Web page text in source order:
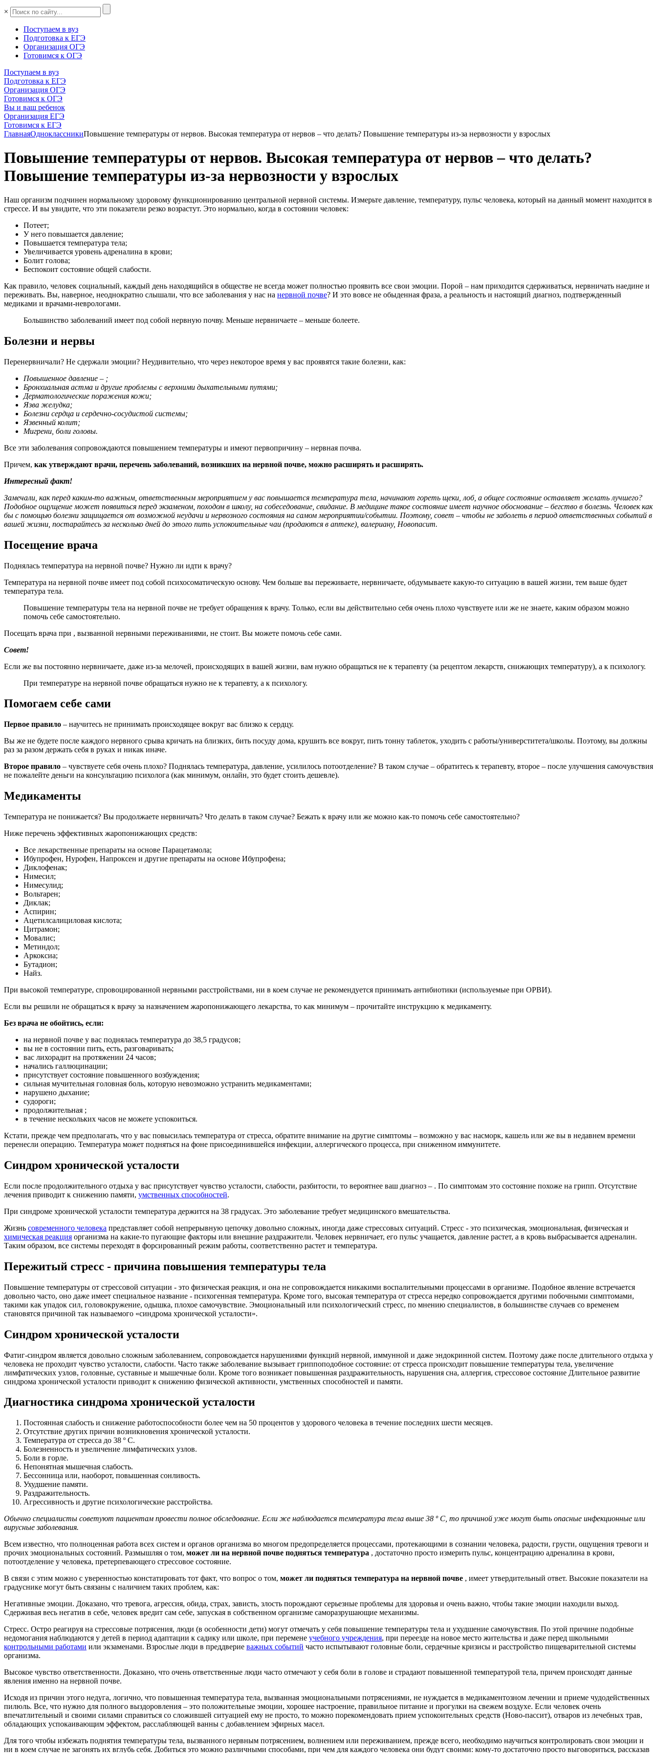
×
Поступаем в вуз
Подготовка к ЕГЭ
Организация ОГЭ
Готовимся к ОГЭ
Поступаем в вуз
Подготовка к ЕГЭ
Организация ОГЭ
Готовимся к ОГЭ
Вы и ваш ребенок
Организация ЕГЭ
Готовимся к ЕГЭ
ГлавнаяОдноклассникиПовышение температуры от нервов. Высокая температура от нервов – что делать? Повышение температуры из-за нервозности у взрослых
Повышение температуры от нервов. Высокая температура от нервов – что делать?
Повышение температуры из-за нервозности у взрослых
Наш организм подчинен нормальному здоровому функционированию центральной нервной системы. Измерьте давление, температуру, пульс человека, который на данный момент находится в
стрессе. И вы увидите, что эти показатели резко возрастут. Это нормально, когда в состоянии человек:
Потеет;
У него повышается давление;
Повышается температура тела;
Увеличивается уровень адреналина в крови;
Болит голова;
Беспокоит состояние общей слабости.
Как правило, человек социальный, каждый день находящийся в обществе не всегда может полностью проявить все свои эмоции. Порой – нам приходится сдерживаться, нервничать наедине и
переживать. Вы, наверное, неоднократно слышали, что все заболевания у нас на нервной почве? И это вовсе не обыденная фраза, а реальность и настоящий диагноз, подтвержденный
медиками и врачами-неврологами.
Большинство заболеваний имеет под собой нервную почву. Меньше нервничаете – меньше болеете.
Болезни и нервы
Перенервничали? Не сдержали эмоции? Неудивительно, что через некоторое время у вас проявятся такие болезни, как:
Повышенное давление – ;
Бронхиальная астма и другие проблемы с верхними дыхательными путями;
Дерматологические поражения кожи;
Язва желудка;
Болезни сердца и сердечно-сосудистой системы;
Язвенный колит;
Мигрени, боли головы.
Все эти заболевания сопровождаются повышением температуры и имеют первопричину – нервная почва.
Причем, как утверждают врачи, перечень заболеваний, возникших на нервной почве, можно расширять и расширять.
Интересный факт!
Замечали, как перед каким-то важным, ответственным мероприятием у вас повышается температура тела, начинают гореть щеки, лоб, а общее состояние оставляет желать лучшего?
Подобное ощущение может появиться перед экзаменом, походом в школу, на собеседование, свидание. В медицине такое состояние имеет научное обоснование – бегство в болезнь. Человек как
бы с помощью болезни защищается от возможной неудачи и нервозного состояния на самом мероприятии/событии. Поэтому, совет – чтобы не заболеть в период ответственных событий в
вашей жизни, постарайтесь за несколько дней до этого пить успокоительные чаи (продаются в аптеке), валериану, Новопасит.
Посещение врача
Поднялась температура на нервной почве? Нужно ли идти к врачу?
Температура на нервной почве имеет под собой психосоматическую основу. Чем больше вы переживаете, нервничаете, обдумываете какую-то ситуацию в вашей жизни, тем выше будет
температура тела.
Повышение температуры тела на нервной почве не требует обращения к врачу. Только, если вы действительно себя очень плохо чувствуете или же не знаете, каким образом можно
помочь себе самостоятельно.
Посещать врача при , вызванной нервными переживаниями, не стоит. Вы можете помочь себе сами.
Совет!
Если же вы постоянно нервничаете, даже из-за мелочей, происходящих в вашей жизни, вам нужно обращаться не к терапевту (за рецептом лекарств, снижающих температуру), а к психологу.
При температуре на нервной почве обращаться нужно не к терапевту, а к психологу.
Помогаем себе сами
Первое правило – научитесь не принимать происходящее вокруг вас близко к сердцу.
Вы же не будете после каждого нервного срыва кричать на близких, бить посуду дома, крушить все вокруг, пить тонну таблеток, уходить с работы/универститета/школы. Поэтому, вы должны
раз за разом держать себя в руках и никак иначе.
Второе правило – чувствуете себя очень плохо? Поднялась температура, давление, усилилось потоотделение? В таком случае – обратитесь к терапевту, второе – после улучшения самочувствия
не пожалейте деньги на консультацию психолога (как минимум, онлайн, это будет стоить дешевле).
Медикаменты
Температура не понижается? Вы продолжаете нервничать? Что делать в таком случае? Бежать к врачу или же можно как-то помочь себе самостоятельно?
Ниже перечень эффективных жаропонижающих средств:
Все лекарственные препараты на основе Парацетамола;
Ибупрофен, Нурофен, Напроксен и другие препараты на основе Ибупрофена;
Диклофенак;
Нимесил;
Нимесулид;
Вольтарен;
Диклак;
Аспирин;
Ацетилсалициловая кислота;
Цитрамон;
Мовалис;
Метиндол;
Аркоксиа;
Бутадион;
Найз.
При высокой температуре, спровоцированной нервными расстройствами, ни в коем случае не рекомендуется принимать антибиотики (используемые при ОРВИ).
Если вы решили не обращаться к врачу за назначением жаропонижающего лекарства, то как минимум – прочитайте инструкцию к медикаменту.
Без врача не обойтись, если:
на нервной почве у вас поднялась температура до 38,5 градусов;
вы не в состоянии пить, есть, разговаривать;
вас лихорадит на протяжении 24 часов;
начались галлюцинации;
присутствует состояние повышенного возбуждения;
сильная мучительная головная боль, которую невозможно устранить медикаментами;
нарушено дыхание;
судороги;
продолжительная ;
в течение нескольких часов не можете успокоиться.
Кстати, прежде чем предполагать, что у вас повысилась температура от стресса, обратите внимание на другие симптомы – возможно у вас насморк, кашель или же вы в недавнем времени
перенесли операцию. Температура может подняться на фоне присоединившейся инфекции, аллергического процесса, при сниженном иммунитете.
Синдром хронической усталости
Если после продолжительного отдыха у вас присутствует чувство усталости, слабости, разбитости, то вероятнее ваш диагноз – . По симптомам это состояние похоже на грипп. Отсутствие
лечения приводит к снижению памяти, умственных способностей.
При синдроме хронической усталости температура держится на 38 градусах. Это заболевание требует медицинского вмешательства.
Жизнь современного человека представляет собой непрерывную цепочку довольно сложных, иногда даже стрессовых ситуаций. Стресс - это психическая, эмоциональная, физическая и
химическая реакция организма на какие-то пугающие факторы или внешние раздражители. Человек нервничает, его пульс учащается, давление растет, а в кровь выбрасывается адреналин.
Таким образом, все системы переходят в форсированный режим работы, соответственно растет и температура.
Пережитый стресс - причина повышения температуры тела
Повышение температуры от стрессовой ситуации - это физическая реакция, и она не сопровождается никакими воспалительными процессами в организме. Подобное явление встречается
довольно часто, оно даже имеет специальное название - психогенная температура. Кроме того, высокая температура от стресса нередко сопровождается другими побочными симптомами,
такими как упадок сил, головокружение, одышка, плохое самочувствие. Эмоциональный или психологический стресс, по мнению специалистов, в большинстве случаев со временем
становятся причиной так называемого «синдрома хронической усталости».
Синдром хронической усталости
Фатиг-синдром является довольно сложным заболеванием, сопровождается нарушениями функций нервной, иммунной и даже эндокринной систем. Поэтому даже после длительного отдыха у
человека не проходит чувство усталости, слабости. Часто также заболевание вызывает гриппоподобное состояние: от стресса происходит повышение температуры тела, увеличение
лимфатических узлов, головные, суставные и мышечные боли. Кроме того возникает повышенная раздражительность, нарушения сна, аллергия, стрессовое состояние Длительное развитие
синдрома хронической усталости приводит к снижению физической активности, умственных способностей и памяти.
Диагностика синдрома хронической усталости
Постоянная слабость и снижение работоспособности более чем на 50 процентов у здорового человека в течение последних шести месяцев.
Отсутствие других причин возникновения хронической усталости.
Температура от стресса до 38 º С.
Болезненность и увеличение лимфатических узлов.
Боли в горле.
Непонятная мышечная слабость.
Бессонница или, наоборот, повышенная сонливость.
Ухудшение памяти.
Раздражительность.
Агрессивность и другие психологические расстройства.
Обычно специалисты советуют пациентам провести полное обследование. Если же наблюдается температура тела выше 38 º С, то причиной уже могут быть опасные инфекционные или
вирусные заболевания.
Всем известно, что полноценная работа всех систем и органов организма во многом предопределяется процессами, протекающими в сознании человека, радости, грусти, ощущения тревоги и
прочих эмоциональных состояний. Размышляя о том, может ли на нервной почве подняться температура , достаточно просто измерить пульс, концентрацию адреналина в крови,
потоотделение у человека, претерпевающего стрессовое состояние.
В связи с этим можно с уверенностью констатировать тот факт, что вопрос о том, может ли подняться температура на нервной почве , имеет утвердительный ответ. Высокие показатели на
градуснике могут быть связаны с наличием таких проблем, как:
Негативные эмоции. Доказано, что тревога, агрессия, обида, страх, зависть, злость порождают серьезные проблемы для здоровья и очень важно, чтобы такие эмоции находили выход.
Сдерживая весь негатив в себе, человек вредит сам себе, запуская в собственном организме саморазрушающие механизмы.
Стресс. Остро реагируя на стрессовые потрясения, люди (в особенности дети) могут отмечать у себя повышение температуры тела и ухудшение самочувствия. По этой причине подобные
недомогания наблюдаются у детей в период адаптации к садику или школе, при перемене учебного учреждения, при переезде на новое место жительства и даже перед школьными
контрольными работами или экзаменами. Взрослые люди в преддверие важных событий часто испытывают головные боли, сердечные кризисы и расстройство пищеварительной системы
организма.
Высокое чувство ответственности. Доказано, что очень ответственные люди часто отмечают у себя боли в голове и страдают повышенной температурой тела, причем происходят данные
явления именно на нервной почве.
Исходя из причин этого недуга, логично, что повышенная температура тела, вызванная эмоциональными потрясениями, не нуждается в медикаментозном лечении и приеме чудодейственных
пилюль. Все, что нужно для полного выздоровления – это положительные эмоции, хорошее настроение, правильное питание и прогулки на свежем воздухе. Если человек очень
впечатлительный и своими силами справиться со сложившей ситуацией ему не просто, то можно порекомендовать прием успокоительных средств (Ново-пассит), отваров из лечебных трав,
обладающих успокаивающим эффектом, расслабляющей ванны с добавлением эфирных масел.
Для того чтобы избежать поднятия температуры тела, вызванного нервным потрясением, волнением или переживанием, прежде всего, необходимо научиться контролировать свои эмоции и
ни в коем случае не загонять их вглубь себя. Добиться это можно различными способами, при чем для каждого человека они будут своими: кому-то достаточно просто выговориться, рассказав